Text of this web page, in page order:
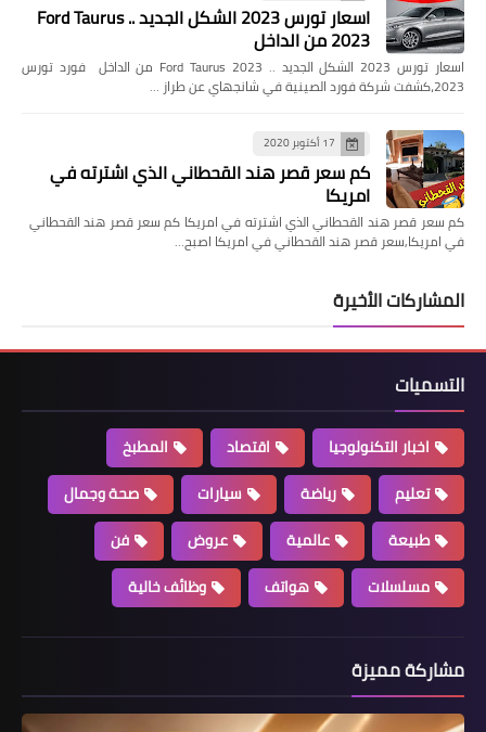
اسعار تورس 2023 الشكل الجديد .. Ford Taurus
2023 من الداخل
اسعار تورس 2023 الشكل الجديد .. Ford Taurus 2023 من الداخل فورد تورس
2023،كشفت شركة فورد الصينية في شانجهاي عن طراز …
17 أكتوبر 2020
كم سعر قصر هند القحطاني الذي اشترته في
امريكا
كم سعر قصر هند القحطاني الذي اشترته في امريكا كم سعر قصر هند القحطاني
في امريكا,سعر قصر هند القحطاني في امريكا اصبح…
المشاركات الأخيرة
التسميات
اخبار التكنولوجيا اقتصاد
المطبخ
تعليم
رياضة سيارات
صحة وجمال
طبيعة
عالمية عروض
فن
مسلسلات
هواتف وظائف خالية
مشاركة مميزة